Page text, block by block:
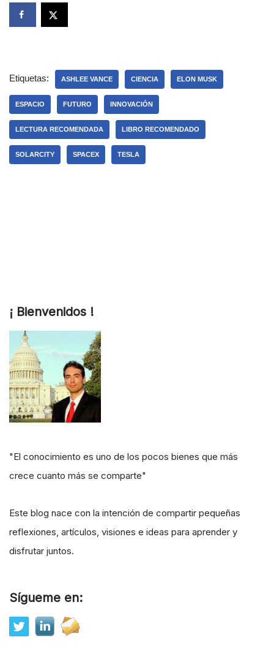
Etiquetas: ASHLEE VANCE CIENCIA ELON MUSK
ESPACIO FUTURO INNOVACIÓN
LECTURA RECOMENDADA LIBRO RECOMENDADO
SOLARCITY SPACEX TESLA
¡ Bienvenidos !
"El conocimiento es uno de los pocos bienes que más
crece cuanto más se comparte"
Este blog nace con la intención de compartir pequeñas
reflexiones, artículos, visiones e ideas para aprender y
disfrutar juntos.
Sígueme en: